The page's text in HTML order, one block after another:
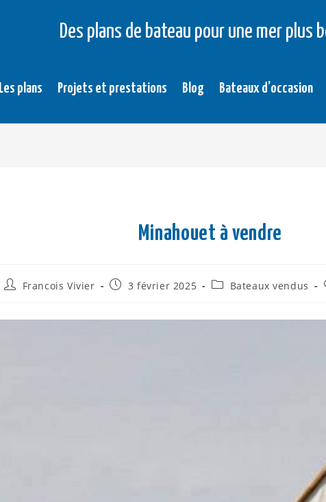
Des plans de bateau pour une mer plus
Les plans Projets et prestations Blog Bateaux d’occasion
Minahouet à vendre
Francois Vivier 3 février 2025 Bateaux vendus